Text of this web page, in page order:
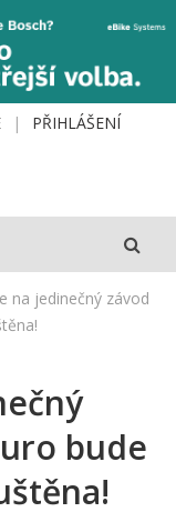
PŘIHLÁŠENÍ
na jedinečný závod
bude